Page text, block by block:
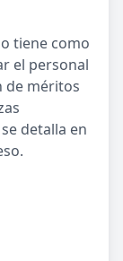
tiene como
el personal
de méritos
detalla en